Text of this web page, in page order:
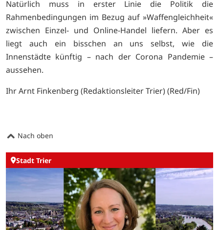
Natürlich muss in erster Linie die Politik die
Rahmenbedingungen im Bezug auf »Waffengleichheit«
zwischen Einzel- und Online-Handel liefern. Aber es
liegt auch ein bisschen an uns selbst, wie die
Innenstädte künftig – nach der Corona Pandemie –
aussehen.
Ihr Arnt Finkenberg (Redaktionsleiter Trier) (Red/Fin)
Nach oben
Stadt Trier